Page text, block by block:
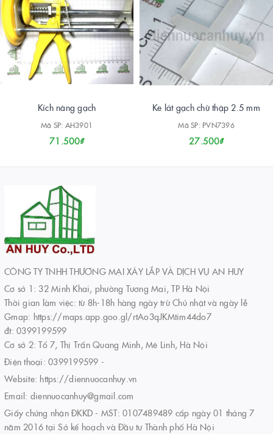
Kích nâng gạch
Mã SP: AH3901
71.500₫
Ke lát gạch chữ thập 2.5 mm
Mã SP: PVN7396
27.500₫
CÔNG TY TNHH THƯƠNG MẠI XÂY LẮP VÀ DỊCH VỤ AN HUY
Cơ sở 1: 32 Minh Khai, phường Tương Mai, TP Hà Nội
Thời gian làm việc: từ 8h-18h hàng ngày trừ Chủ nhật và ngày lễ
Gmap: https://maps.app.goo.gl/rtAo3qJKMtim44do7
đt: 0399199599
Cơ sở 2: Tổ 7, Thị Trấn Quang Minh, Mê Linh, Hà Nội
Điện thoại: 0399199599 -
Website: https://diennuocanhuy.vn
Email: diennuocanhuy@gmail.com
Giấy chứng nhận ĐKKD - MST: 0107489489 cấp ngày 01 tháng 7
năm 2016 tại Sở kế hoạch và Đầu tư Thành phố Hà Nội